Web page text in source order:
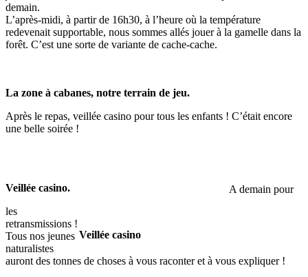
demain.
L’après-midi, à partir de 16h30, à l’heure où la température
redevenait supportable, nous sommes allés jouer à la gamelle dans la
forêt. C’est une sorte de variante de cache-cache.
La zone à cabanes, notre terrain de jeu.
Après le repas, veillée casino pour tous les enfants ! C’était encore
une belle soirée !
Veillée casino.
Veillée casino
A demain pour
les
retransmissions !
Tous nos jeunes
naturalistes
auront des tonnes de choses à vous raconter et à vous expliquer !